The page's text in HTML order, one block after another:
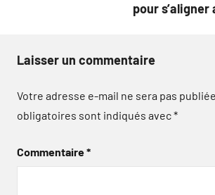
pour
Laisser un commentaire
Votre adresse e-mail ne sera pas publiée.
obligatoires sont indiqués avec*
Commentaire*